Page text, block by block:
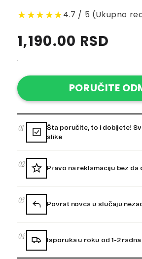
★★★★★4.7 / 5 (Ukupno
Regular
price
1,190.00 RSD
.
PORUČITE
01
Šta poručite, to i dobijete!
slike
02 Pravo na reklamaciju bez da
03 Povrat novca u slučaju
04 Isporuka u roku od 1-2 radna